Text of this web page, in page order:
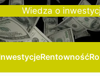
Wiedza o
Rentowność